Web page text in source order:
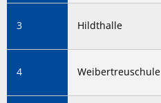
3 Hildthalle
4 Weibertreuschule